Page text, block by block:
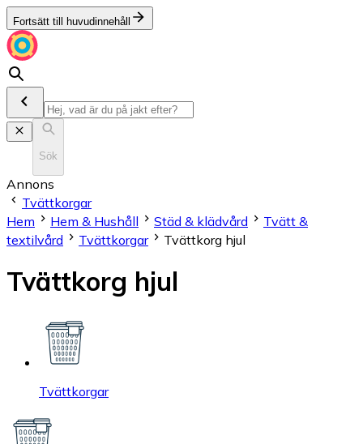
Fortsätt till huvudinnehåll
Sök
Annons
Tvättkorgar
Hem
Hem & Hushåll Städ & klädvård
Tvätt &
textilvård
Tvättkorgar Tvättkorg hjul
Tvättkorg hjul
Tvättkorgar